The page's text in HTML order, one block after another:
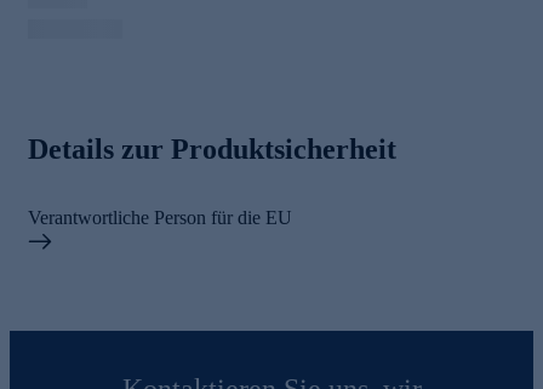
Details zur Produktsicherheit
Verantwortliche Person für die EU